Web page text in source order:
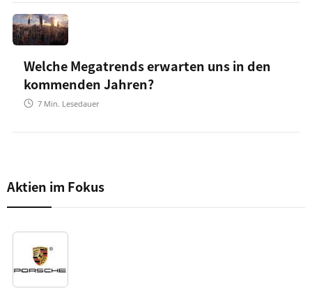
Welche Megatrends erwarten uns in den
kommenden Jahren?
7 Min. Lesedauer
Aktien im Fokus